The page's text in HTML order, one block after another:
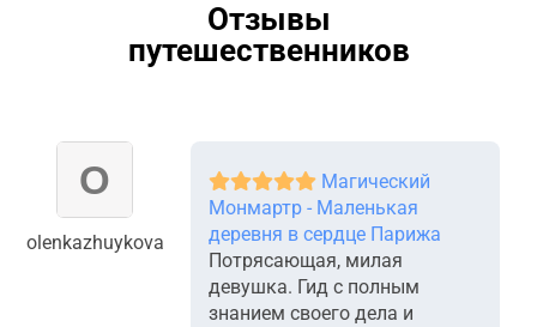
Отзывы
путешественников
olenkazhuykova
Магический
Монмартр - Маленькая
деревня в сердце Парижа
Потрясающая, милая
девушка. Гид с полным
знанием своего дела и